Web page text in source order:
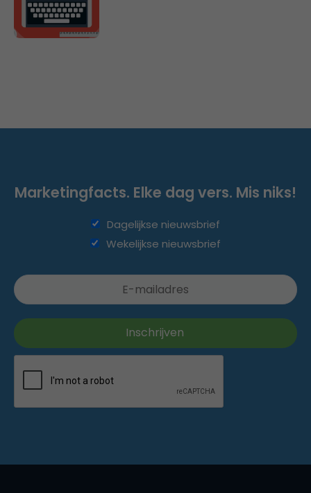
Marketingfacts. Elke dag vers. Mis niks!
Dagelijkse nieuwsbrief
Wekelijkse nieuwsbrief